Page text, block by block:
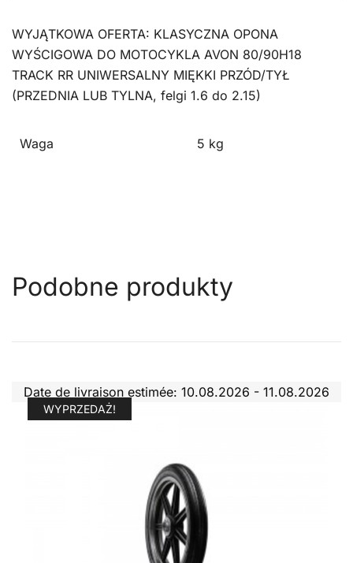
WYJĄTKOWA OFERTA: KLASYCZNA OPONA
WYŚCIGOWA DO MOTOCYKLA AVON 80/90H18
TRACK RR UNIWERSALNY MIĘKKI PRZÓD/TYŁ
(PRZEDNIA LUB TYLNA, felgi 1.6 do 2.15)
Waga 5 kg
Podobne produkty
Date de livraison estimée: 10.08.2026 - 11.08.2026
WYPRZEDAŻ!